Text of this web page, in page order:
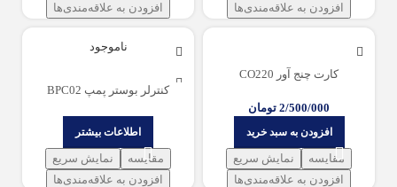
افزودن به علاقه‌مندی‌ها
افزودن به علاقه‌مندی‌ها
کارت چنج آور CO220
2/500/000 تومان
افزودن به سبد خرید
مقایسه
نمایش سریع
افزودن به علاقه‌مندی‌ها
ناموجود
کنترلر بوستر پمپ BPC02
اطلاعات بیشتر
مقایسه
نمایش سریع
افزودن به علاقه‌مندی‌ها